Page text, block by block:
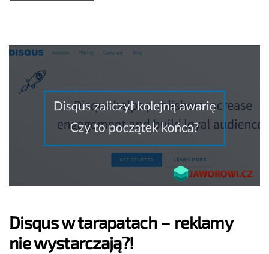
Disqus w tarapatach – reklamy
nie wystarczają?!